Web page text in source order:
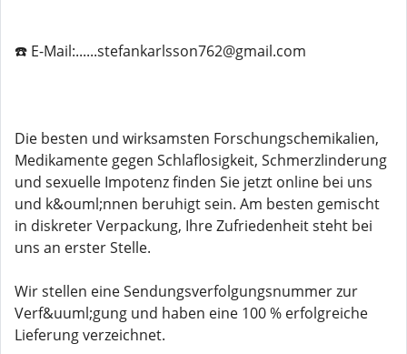
☎️ E-Mail:......stefankarlsson762@gmail.com
Die besten und wirksamsten Forschungschemikalien,
Medikamente gegen Schlaflosigkeit, Schmerzlinderung
und sexuelle Impotenz finden Sie jetzt online bei uns
und k&ouml;nnen beruhigt sein. Am besten gemischt
in diskreter Verpackung, Ihre Zufriedenheit steht bei
uns an erster Stelle.
Wir stellen eine Sendungsverfolgungsnummer zur
Verf&uuml;gung und haben eine 100 % erfolgreiche
Lieferung verzeichnet.